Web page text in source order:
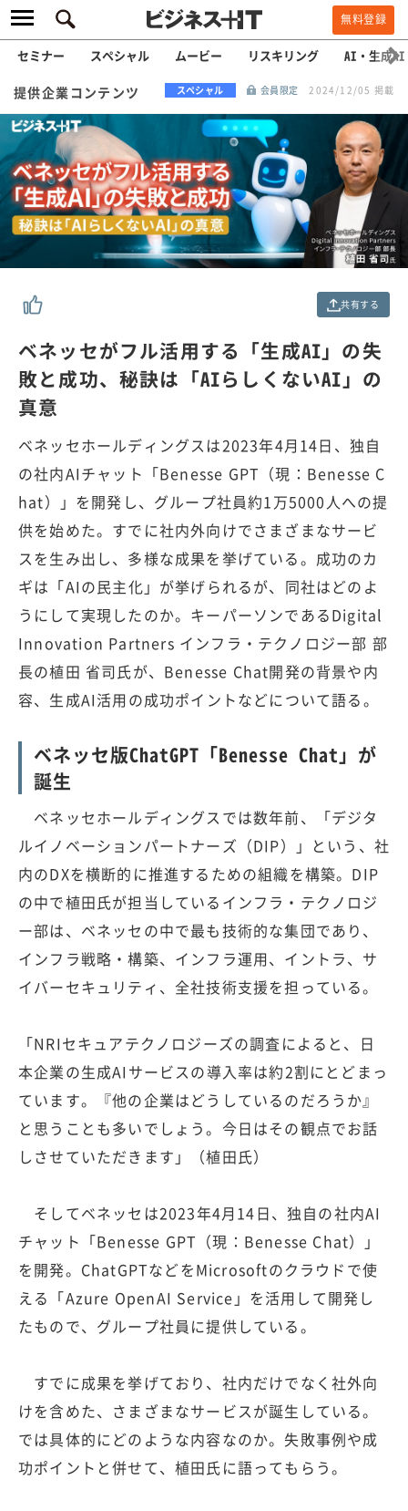
無料登録
セミナー スペシャル ムービー リスキリング AI・生成AI
提供企業コンテンツ スペシャル 会員限定 2024/12/05 掲載
共有する
ベネッセがフル活用する「生成AI」の失
敗と成功、秘訣は「AIらしくないAI」の
真意
ベネッセホールディングスは2023年4月14日、独自
の社内AIチャット「Benesse GPT（現：Benesse C
hat）」を開発し、グループ社員約1万5000人への提
供を始めた。すでに社内外向けでさまざまなサービ
スを生み出し、多様な成果を挙げている。成功のカ
ギは「AIの民主化」が挙げられるが、同社はどのよ
うにして実現したのか。キーパーソンであるDigital
Innovation Partners インフラ・テクノロジー部 部
長の植田 省司氏が、Benesse Chat開発の背景や内
容、生成AI活用の成功ポイントなどについて語る。
ベネッセ版ChatGPT「Benesse Chat」が
誕生
ベネッセホールディングスでは数年前、「デジタ
ルイノベーションパートナーズ（DIP）」という、社
内のDXを横断的に推進するための組織を構築。DIP
の中で植田氏が担当しているインフラ・テクノロジ
ー部は、ベネッセの中で最も技術的な集団であり、
インフラ戦略・構築、インフラ運用、イントラ、サ
イバーセキュリティ、全社技術支援を担っている。
「NRIセキュアテクノロジーズの調査によると、日
本企業の生成AIサービスの導入率は約2割にとどまっ
ています。『他の企業はどうしているのだろうか』
と思うことも多いでしょう。今日はその観点でお話
しさせていただきます」（植田氏）
そしてベネッセは2023年4月14日、独自の社内AI
チャット「Benesse GPT（現：Benesse Chat）」
を開発。ChatGPTなどをMicrosoftのクラウドで使
える「Azure OpenAI Service」を活用して開発し
たもので、グループ社員に提供している。
すでに成果を挙げており、社内だけでなく社外向
けを含めた、さまざまなサービスが誕生している。
では具体的にどのような内容なのか。失敗事例や成
功ポイントと併せて、植田氏に語ってもらう。